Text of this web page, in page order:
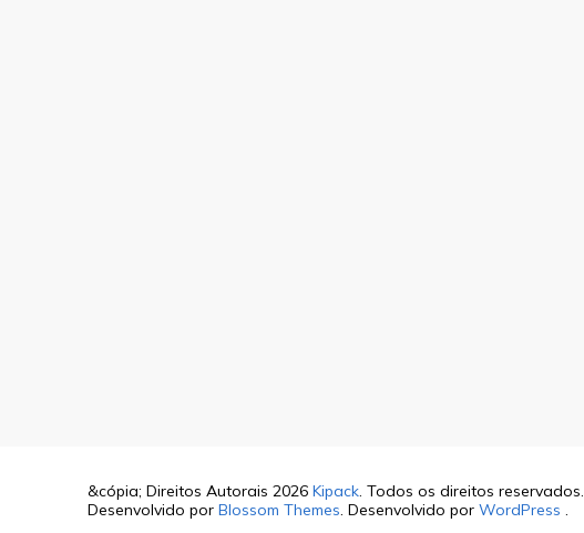
&cópia; Direitos Autorais 2026 Kipack. Todos os direitos reservados.
Desenvolvido por Blossom Themes. Desenvolvido por WordPress .